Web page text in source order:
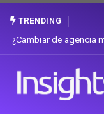
TRENDING
¿Cambiar de agencia